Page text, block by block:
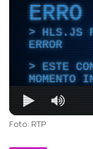
HLS.JS
ERROR
ESTE
MOMENTO
Foto: RTP